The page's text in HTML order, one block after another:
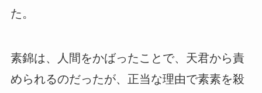
た。
素錦は、人間をかばったことで、天君から責
められるのだったが、正当な理由で素素を殺